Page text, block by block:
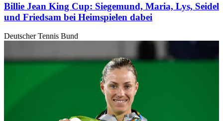
Billie Jean King Cup: Siegemund, Maria, Lys, Seidel
und Friedsam bei Heimspielen dabei
Deutscher Tennis Bund